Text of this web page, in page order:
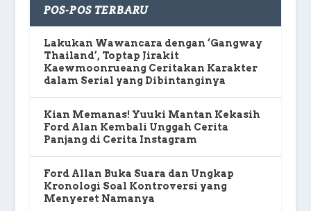
POS-POS TERBARU
Lakukan Wawancara dengan ‘Gangway
Thailand’, Toptap Jirakit
Kaewmoonrueang Ceritakan Karakter
dalam Serial yang Dibintanginya
Kian Memanas! Yuuki Mantan Kekasih
Ford Alan Kembali Unggah Cerita
Panjang di Cerita Instagram
Ford Allan Buka Suara dan Ungkap
Kronologi Soal Kontroversi yang
Menyeret Namanya